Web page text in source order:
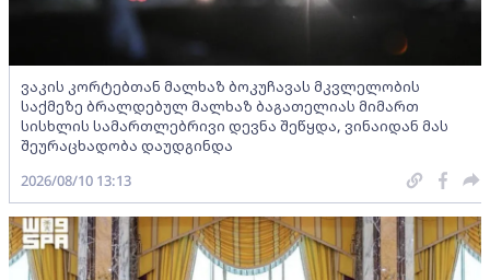
ვაკის კორტებთან მალხაზ ბოკუჩავას მკვლელობის
საქმეზე ბრალდებულ მალხაზ ბაგათელიას მიმართ
სისხლის სამართლებრივი დევნა შეწყდა, ვინაიდან მას
შეურაცხადობა დაუდგინდა
2026/08/10 13:13